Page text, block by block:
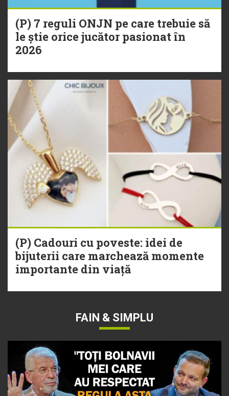
(P) 7 reguli ONJN pe care trebuie să
le știe orice jucător pasionat în
2026
(P) Cadouri cu poveste: idei de
bijuterii care marchează momente
importante din viață
FAIN & SIMPLU